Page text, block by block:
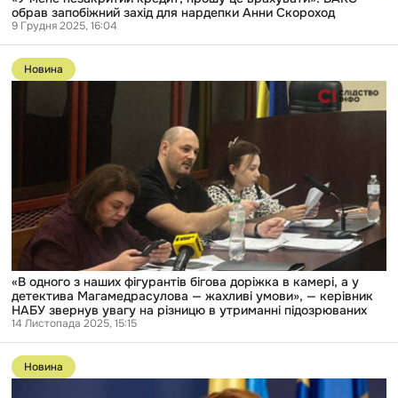
Скороход
обрав запобіжний захід для нардепки Анни Скороход
9 Грудня 2025, 16:04
Перейти
до
публікації
камері,
детектива
Магамедрасулова
жахливі
умови»,
звернув
увагу
Новина
«В одного з наших фігурантів бігова доріжка в камері, а у
детектива Магамедрасулова — жахливі умови», — керівник
НАБУ звернув увагу на різницю в утриманні підозрюваних
14 Листопада 2025, 15:15
Перейти
до
публікації
Новина